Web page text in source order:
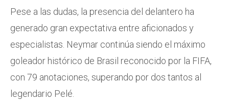
Pese a las dudas, la presencia del delantero ha
generado gran expectativa entre aficionados y
especialistas. Neymar continúa siendo el máximo
goleador histórico de Brasil reconocido por la FIFA,
con 79 anotaciones, superando por dos tantos al
legendario Pelé.